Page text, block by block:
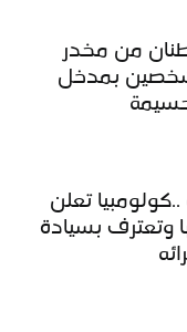
أكثر من 7 أطنان من مخدر
شخصين بمدخل
..كولومبيا تعلن
وتعترف بسيادة